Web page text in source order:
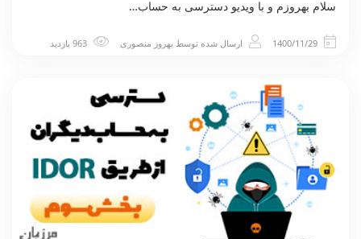
سلام بهروزم و با ویدیو دسترسی به حساب…
1400/11/29 ارسال شده توسط بهروز منصوری